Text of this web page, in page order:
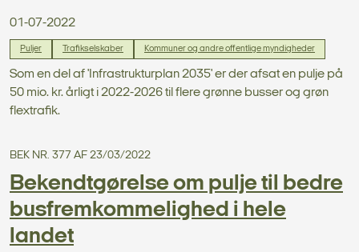
01-07-2022
Puljer Trafikselskaber Kommuner og andre offentlige myndigheder
Som en del af 'Infrastrukturplan 2035' er der afsat en pulje på
50 mio. kr. årligt i 2022-2026 til flere grønne busser og grøn
flextrafik.
BEK NR. 377 AF 23/03/2022
Bekendtgørelse om pulje til bedre
busfremkommelighed i hele
landet